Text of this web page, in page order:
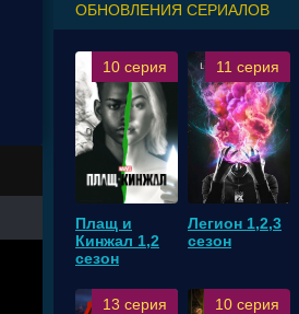
ОБНОВЛЕНИЯ СЕРИАЛОВ
10 серия
Плащ и
Кинжал 1,2
сезон
11 серия
Легион 1,2,3
сезон
13 серия 10 серия